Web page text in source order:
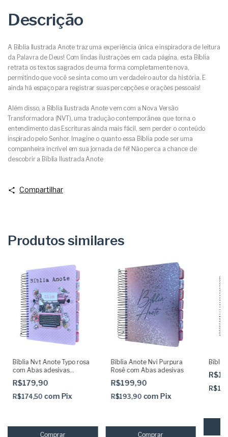
Descrição
A Bíblia Ilustrada Anote traz uma experiência única e inspiradora de leitura
da Palavra de Deus! Com lindas ilustrações em cada página, esta Bíblia
retrata os textos sagrados de uma forma completamente nova,
permitindo que você se sinta como um verdadeiro autor da história. E
ainda há espaço para registrar suas percepções e orações pessoais!
Além disso, a Bíblia Ilustrada Anote vem com a Nova Versão
Transformadora (NVT), uma tradução contemporânea que torna o
entendimento das Escrituras ainda mais fácil, sem perder o conteúdo
inspirado pelo Senhor. Imagine o quanto essa Bíblia pode ser uma
companheira incrível em sua jornada de fé! Não perca a chance de
descobrir a Bíblia Ilustrada Anote
Compartilhar
Produtos similares
Bíblia Nvt Anote Typo rosa
com Abas adesivas
coladas
R$179,90
R$174,50 com Pix
Bíblia Anote Nvi Purpura
Rosê com Abas adesivas
R$199,90
R$193,90 com Pix
Bíblia